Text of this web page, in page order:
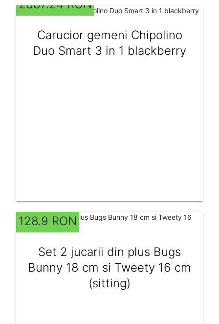
2887.24 RON
Carucior gemeni Chipolino
Duo Smart 3 in 1 blackberry
128.9 RON
Set 2 jucarii din plus Bugs
Bunny 18 cm si Tweety 16 cm
(sitting)